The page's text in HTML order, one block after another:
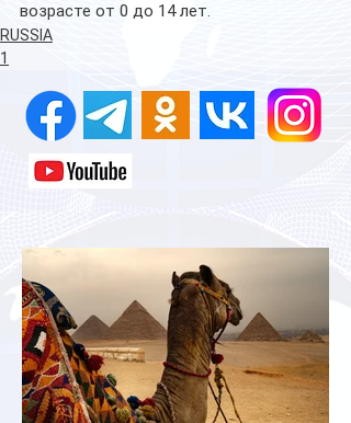
возрасте от 0 до 14 лет.
RUSSIA
1